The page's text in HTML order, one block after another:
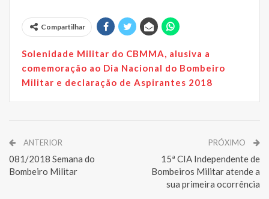
Compartilhar
Solenidade Militar do CBMMA, alusiva a
comemoração ao Dia Nacional do Bombeiro
Militar e declaração de Aspirantes 2018
ANTERIOR
081/2018 Semana do
Bombeiro Militar
PRÓXIMO
15ª CIA Independente de
Bombeiros Militar atende a
sua primeira ocorrência